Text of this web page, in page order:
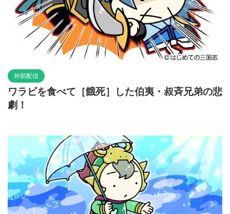
外部配信
ワラビを食べて［餓死］した伯夷・叔斉兄弟の悲
劇！